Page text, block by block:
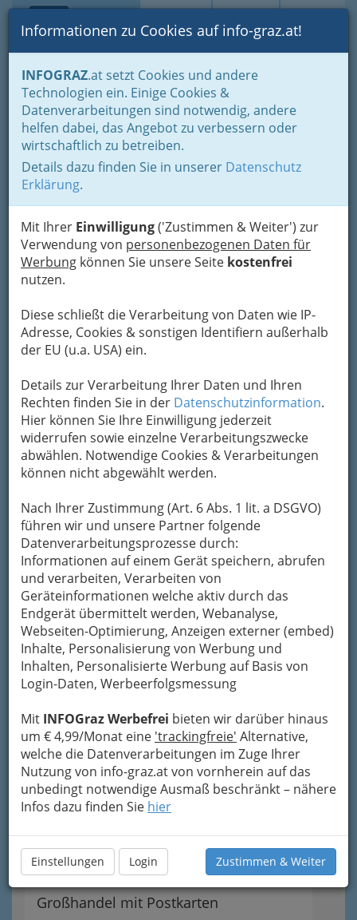
Suche Login Toggle
Informationen zu Cookies auf info-graz.at!
INFOGRAZ.at setzt Cookies und andere
Technologien ein. Einige Cookies &
Datenverarbeitungen sind notwendig, andere
helfen dabei, das Angebot zu verbessern oder
wirtschaftlich zu betreiben.
Details dazu finden Sie in unserer Datenschutz
Erklärung.
Mit Ihrer Einwilligung('Zustimmen & Weiter') zur
Verwendung von personenbezogenen Daten für
Werbung können Sie unsere Seite kostenfrei
nutzen.
Diese schließt die Verarbeitung von Daten wie IP-
Adresse, Cookies & sonstigen Identifiern außerhalb
der EU (u.a. USA) ein.
Details zur Verarbeitung Ihrer Daten und Ihren
Rechten finden Sie in der Datenschutzinformation.
Hier können Sie Ihre Einwilligung jederzeit
widerrufen sowie einzelne Verarbeitungszwecke
abwählen. Notwendige Cookies & Verarbeitungen
können nicht abgewählt werden.
Nach Ihrer Zustimmung (Art. 6 Abs. 1 lit. a DSGVO)
führen wir und unsere Partner folgende
Datenverarbeitungsprozesse durch:
Informationen auf einem Gerät speichern, abrufen
und verarbeiten, Verarbeiten von
Geräteinformationen welche aktiv durch das
Endgerät übermittelt werden, Webanalyse,
Webseiten-Optimierung, Anzeigen externer (embed)
Inhalte, Personalisierung von Werbung und
Inhalten, Personalisierte Werbung auf Basis von
Login-Daten, Werbeerfolgsmessung
Mit INFOGraz Werbefrei bieten wir darüber hinaus
um € 4,99/Monat eine 'trackingfreie' Alternative,
welche die Datenverarbeitungen im Zuge Ihrer
Nutzung von info-graz.at von vornherein auf das
unbedingt notwendige Ausmaß beschränkt – nähere
Infos dazu finden Sie hier
Einstellungen Login Zustimmen & Weiter
Home Branchen
Einkaufen & Schenken - der Handel
Handel in Graz
Dinge des täglichen Lebens
Großhandel mit Papierwaren u. Schreib- und Büroartikel
Österreichische Post
Aktiengesellschaft
Straßganger Straße 207, 8052 Graz-Wetzelsdorf
Karte
Adresse mit Google Maps anschauen
Navigation
Papiereinzelhandel im Rahmen einer
Tabaktrafik
Papiereinzelhandel
Großhandel mit Papierwaren u.
Schreib- und Büroartikel
Großhandel mit Postkarten